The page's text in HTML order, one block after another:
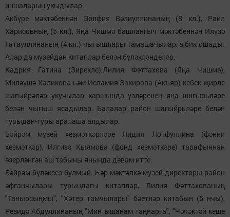
иншаларын укыдылар.
Акбүре мәктәбеннән Зөлфия Вәлиуллинаның (8 кл.), Раил
Харисовның (5 кл.), Яңа Чишмә башлангыч мәктәбеннән Илүзә
Гатауллинаның (4 кл.) чыгышлары тамашачыларга бик ошады.
Алар да музейдан китаплар белән бүләкләнделәр.
Кадрия Гатина (Зирекле),Лилия Фәттахова (Яңа Чишмә),
Миләүшә Халикова һәм Исламия Закирова (Акъяр) кебек җирле
шагыйрәләр укучылар каршында үзләренең яңа шигырьләре
белән чыгыш ясадылар. Балалар район шагыйрьләре белән
турыдан-туры аралаша алдылар.
Бәйрәм музей хезмәткәрләре Лидия Лотфуллина (фәнни
хезмәткәр), Илгизә Кыямова (фонд хезмәткәре) тарафыннан
әзерләнгән аш табыны янында дәвам итте.
Бәйрәм бүләксез булмый. Һәр мәктәпкә музей директоры район
әфганчылары турындагы китаплар, Лилия Фәттахованың
"Танырсыңмы", "Хәтер тамчылары" бәетләр китабын (6 нчы),
Резидә Абдуллинаның "Мин ышанам таңнарга", "Чәчәктәй кеше